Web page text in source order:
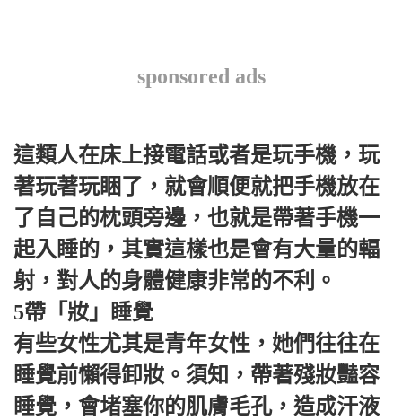
sponsored ads
這類人在床上接電話或者是玩手機，玩
著玩著玩睏了，就會順便就把手機放在
了自己的枕頭旁邊，也就是帶著手機一
起入睡的，其實這樣也是會有大量的輻
射，對人的身體健康非常的不利。
5帶「妝」睡覺
有些女性尤其是青年女性，她們往往在
睡覺前懶得卸妝。須知，帶著殘妝豔容
睡覺，會堵塞你的肌膚毛孔，造成汗液